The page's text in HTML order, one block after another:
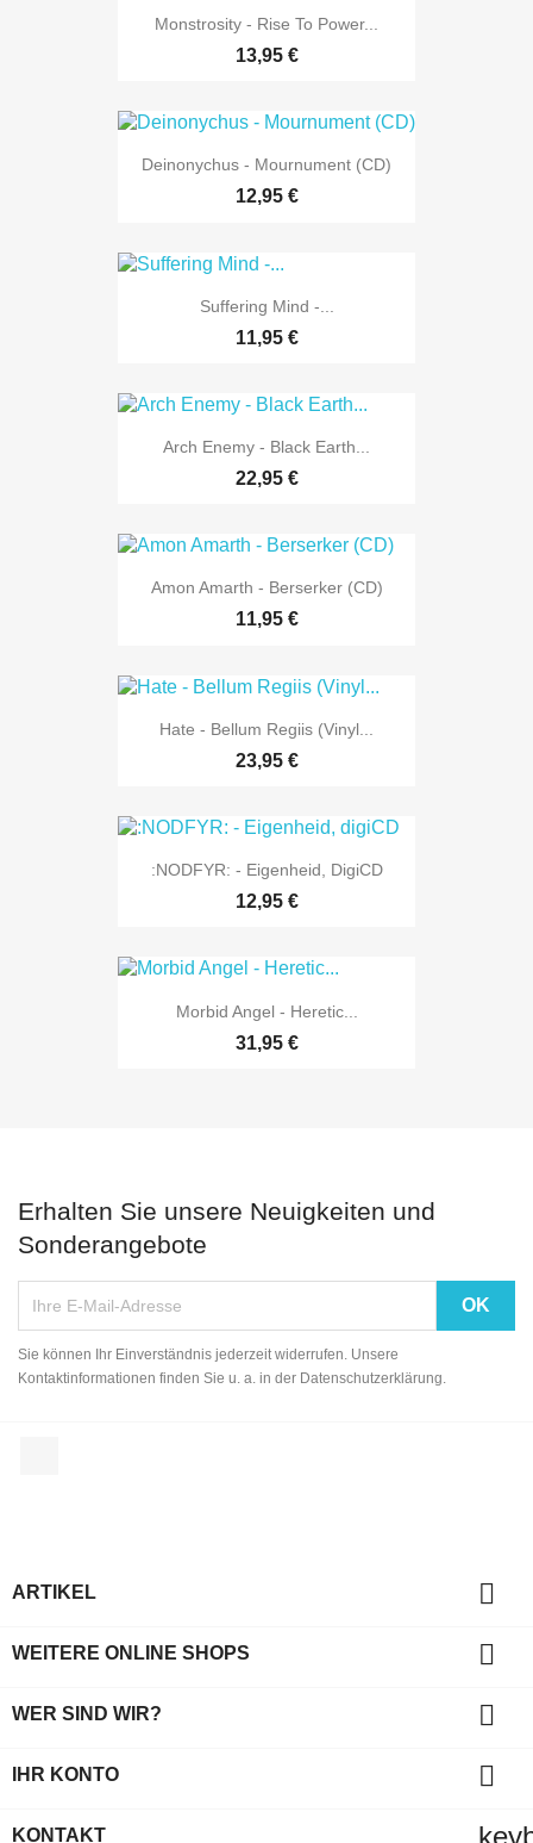
Monstrosity - Rise To Power...
13,95 €
Deinonychus - Mournument (CD)
12,95 €
Suffering Mind -...
11,95 €
Arch Enemy - Black Earth...
22,95 €
Amon Amarth - Berserker (CD)
11,95 €
Hate - Bellum Regiis (Vinyl...
23,95 €
:NODFYR: - Eigenheid, DigiCD
12,95 €
Morbid Angel - Heretic...
31,95 €
Erhalten Sie unsere Neuigkeiten und
Sonderangebote
Sie können Ihr Einverständnis jederzeit widerrufen. Unsere
Kontaktinformationen finden Sie u. a. in der Datenschutzerklärung.
ARTIKEL 
WEITERE ONLINE SHOPS 
WER SIND WIR? 
IHR KONTO 
KONTAKT